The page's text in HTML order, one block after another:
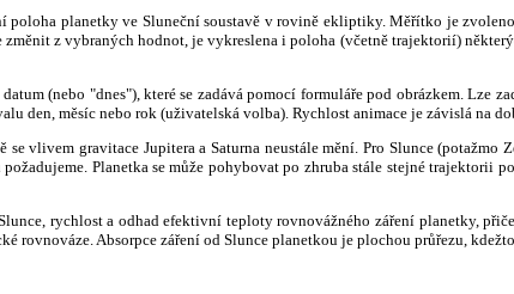
poloha planetky ve Sluneční soustavě v rovině ekliptiky. Měřítko je
z vybraných hodnot, je vykreslena i poloha (včetně trajektorií)
(nebo "dnes"), které se zadává pomocí formuláře pod obrázkem. Lze
den, měsíc nebo rok (uživatelská volba). Rychlost animace je závislá na
se vlivem gravitace Jupitera a Saturna neustále mění. Pro Slunce
Planetka se může pohybovat po zhruba stále stejné
rychlost a odhad efektivní teploty rovnovážného záření planetky,
rovnováze. Absorpce záření od Slunce planetkou je plochou průřezu,